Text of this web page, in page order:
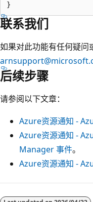
联系我们
如果对此功能有任何疑问
后续步骤
请参阅以下文章：
Azure资源通知 -
Azure资源通知 -
Manager 事件。
Azure资源通知 -